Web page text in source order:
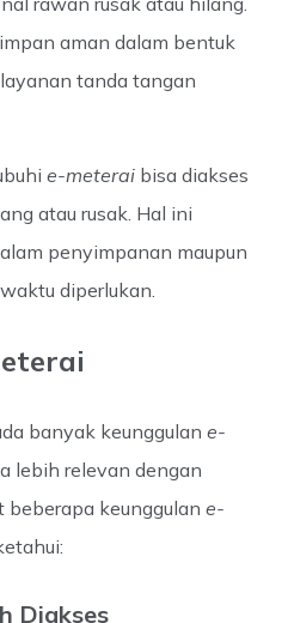
aman dalam bentuk
tanda tangan
e-meterai bisa diakses
atau rusak. Hal ini
penyimpanan maupun
diperlukan.
banyak keunggulan e-
lebih relevan dengan
beberapa keunggulan e-
Diakses